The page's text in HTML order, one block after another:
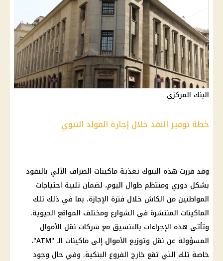
البنك المركزي
خطة توفير النقد خلال إجازة المولد النبوي
وقد قررت هذه البنوك تغذية ماكينات الصراف الآلي بالنقود
بشكل دوري ومنتظم طوال اليوم، لضمان تلبية احتياجات
المواطنين من الكاش خلال فترة الإجازة، بما في ذلك تلك
الماكينات المنتشرة في الشوارع ومختلف المواقع الحيوية.
وتأتي هذه الإجراءات بالتنسيق مع شركات نقل الأموال
المسؤولة عن نقل وتوزيع الأموال إلى ماكينات الـ "ATM"،
خاصة تلك التي تقع خارج الفروع البنكية. وفي حال وجود